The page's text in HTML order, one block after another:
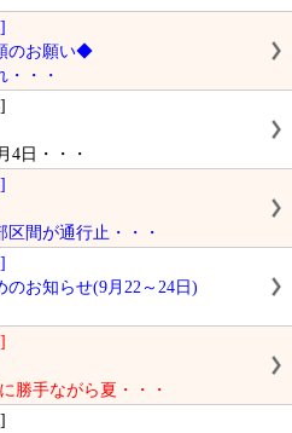
のお願い◆
・・・
4日・・・
間が通行止・・・
お知らせ(9月22～24日)
勝手ながら夏・・・